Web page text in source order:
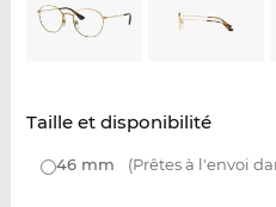
Taille et disponibilité
46 mm (Prêtes à l'envoi